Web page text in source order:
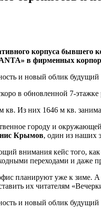
корпуса
в фирменных
в обновленной 7-
Из них 1646 м кв.
городу и
Крымов, один из наших
внимания кейс того,
переходами и даже
планируют уже к зиме.
их читателям